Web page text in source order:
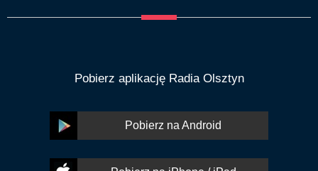
Pobierz aplikację Radia Olsztyn
Pobierz na Android